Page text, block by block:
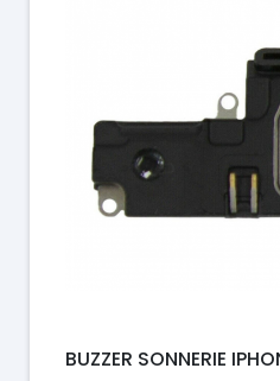
BUZZER SONNERIE